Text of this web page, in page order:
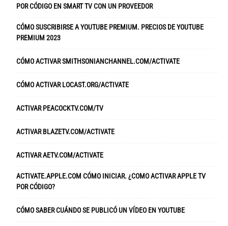
POR CÓDIGO EN SMART TV CON UN PROVEEDOR
CÓMO SUSCRIBIRSE A YOUTUBE PREMIUM. PRECIOS DE YOUTUBE
PREMIUM 2023
CÓMO ACTIVAR SMITHSONIANCHANNEL.COM/ACTIVATE
CÓMO ACTIVAR LOCAST.ORG/ACTIVATE
ACTIVAR PEACOCKTV.COM/TV
ACTIVAR BLAZETV.COM/ACTIVATE
ACTIVAR AETV.COM/ACTIVATE
ACTIVATE.APPLE.COM CÓMO INICIAR. ¿COMO ACTIVAR APPLE TV
POR CÓDIGO?
CÓMO SABER CUÁNDO SE PUBLICÓ UN VÍDEO EN YOUTUBE